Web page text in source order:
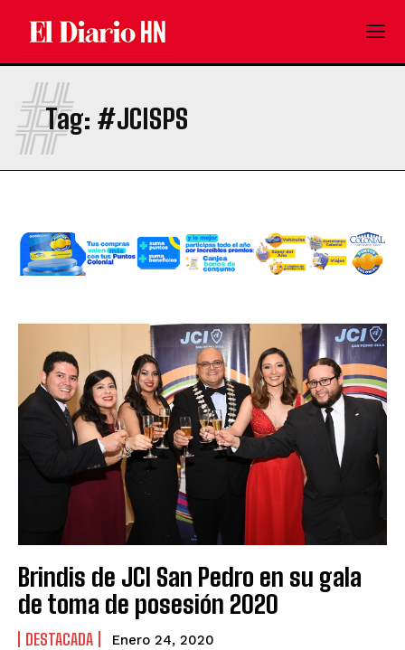
Tag: #JCISPS
#
Brindis de JCI San Pedro en su gala
de toma de posesión 2020
DESTACADA Enero 24, 2020